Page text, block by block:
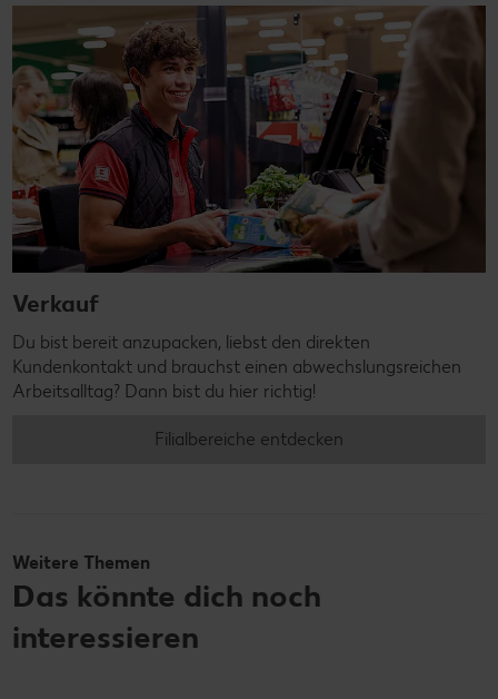
Verkauf
Du bist bereit anzupacken, liebst den direkten
Kundenkontakt und brauchst einen abwechslungsreichen
Arbeitsalltag? Dann bist du hier richtig!
Filialbereiche entdecken
Weitere Themen
Das könnte dich noch
interessieren